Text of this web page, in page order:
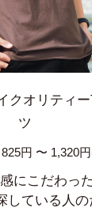
クオリティ
ツ
円 〜 1,320
にこだわっ
している人